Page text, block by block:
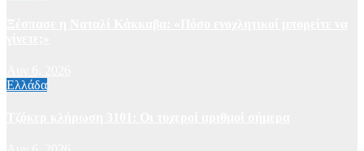
Ελλάδα